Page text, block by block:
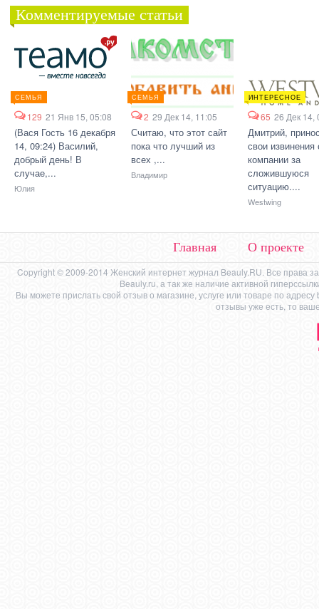
Комментируемые статьи
СЕМЬЯ
129 21 Янв 15, 05:08
(Вася Гость 16 декабря
14, 09:24) Василий,
добрый день! В
случае,...
Юлия
СЕМЬЯ
2 29 Дек 14, 11:05
Считаю, что этот сайт
пока что лучший из
всех ,...
Владимир
ИНТЕРЕСНОЕ
65 26 Дек 14,
Дмитрий,
свои извинения
компании за
сложившуюся
ситуацию....
Westwing
Главная О проекте
Copyright © 2009-2014 Женский интернет журнал Beauly.RU. Все права
Beauly.ru, а так же наличие активной
Вы можете прислать свой отзыв о магазине, услуге или товаре по адресу
отзывы уже есть, то